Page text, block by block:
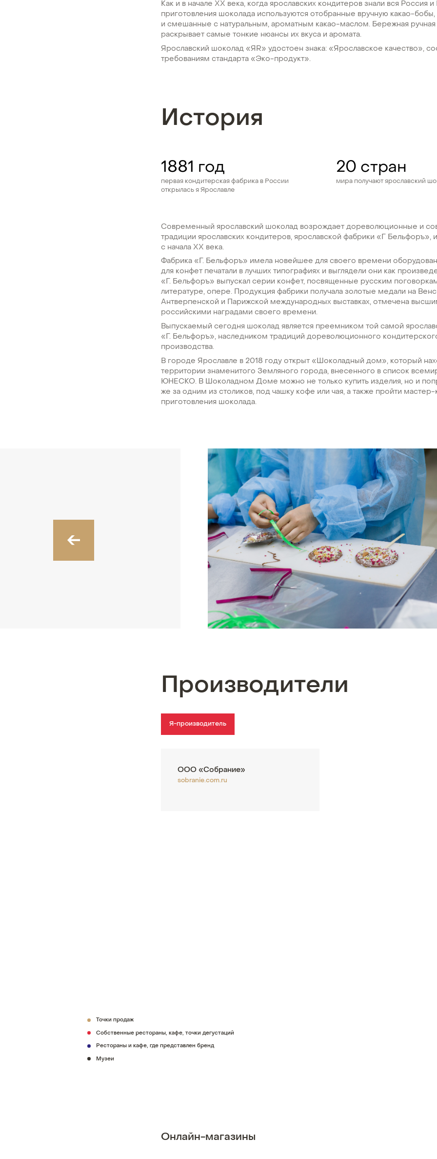
Как и в начале XX века, когда ярославских кондитеров знали вся Россия и
приготовления шоколада используются отобранные вручную какао-
и смешанные с натуральным, ароматным какао-маслом. Бережная ручная
раскрывает самые тонкие нюансы их вкуса и аромата.
Ярославский шоколад «ЯR» удостоен знака: «Ярославское качество»,
требованиям стандарта «Эко-продукт».
История
1881 год
первая кондитерская фабрика в России
открылась я Ярославле
20 стран
мира получают ярославский
Современный ярославский шоколад возрождает дореволюционные и
традиции ярославских кондитеров, ярославской фабрики «Г Бельфоръ»,
с начала XX века.
Фабрика «Г. Бельфоръ» имела новейшее для своего времени
для конфет печатали в лучших типографиях и выглядели они как
«Г. Бельфоръ» выпускал серии конфет, посвященные русским
литературе, опере. Продукция фабрики получала золотые медали на
Антверпенской и Парижской международных выставках, отмечена
российскими наградами своего времени.
Выпускаемый сегодня шоколад является преемником той самой
«Г. Бельфоръ», наследником традиций дореволюционного
производства.
В городе Ярославле в 2018 году открыт «Шоколадный дом», который
территории знаменитого Земляного города, внесенного в список
ЮНЕСКО. В Шоколадном Доме можно не только купить изделия, но и
же за одним из столиков, под чашку кофе или чая, а также пройти мастер-
приготовления шоколада.
‹
Производители
Я-производитель
ООО «Собрание»
sobranie.com.ru
Точки продаж
Собственные рестораны, кафе, точки дегустаций
Рестораны и кафе, где представлен бренд
Музеи
Онлайн-магазины